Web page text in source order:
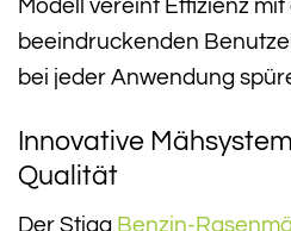
Modell vereint Effizienz
beeindruckenden
bei jeder Anwendung
Innovative
Qualität
Der Stiga Benzin-